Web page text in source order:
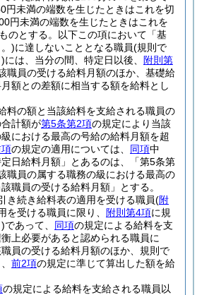
円未満の端数を生じたときはこれを切
円未満の端数を生じたときはこれを
のとする。以下この項において「基
)に達しないこととなる職員(規則で
には、当分の間、特定日以後、
附則第
職員の受ける給料月額のほか、基礎給
額との差額に相当する額を給料とし
料の額と当該給料を支給される職員の
計額が第5条第2項の規定により当該
における最高の号給の給料月額を超
の規定の適用については、 同項中
定日給料月額」とあるのは、「第5条第
職員の属する職務の級における最高の
職員の受ける給料月額」とする。
き続き給料表の適用を受ける職員(附
を受ける職員に限り、 附則第4項に規
であって、 同項の規定による給料を支
上必要があると認められる職員に
員の受ける給料月額のほか、規則で
前2項の規定に準じて算出した額を給
の規定による給料を支給される職員以